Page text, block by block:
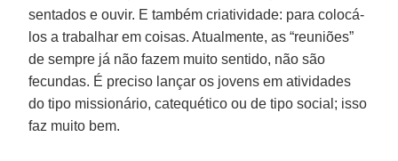
sentados e ouvir. E também criatividade: para colocá-
los a trabalhar em coisas. Atualmente, as “reuniões”
de sempre já não fazem muito sentido, não são
fecundas. É preciso lançar os jovens em atividades
do tipo missionário, catequético ou de tipo social; isso
faz muito bem.